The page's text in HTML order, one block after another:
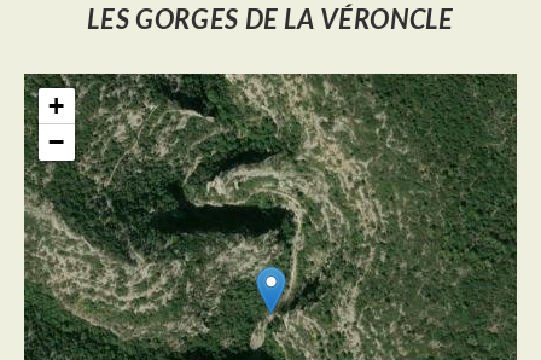
LES GORGES DE LA VÉRONCLE
+
−